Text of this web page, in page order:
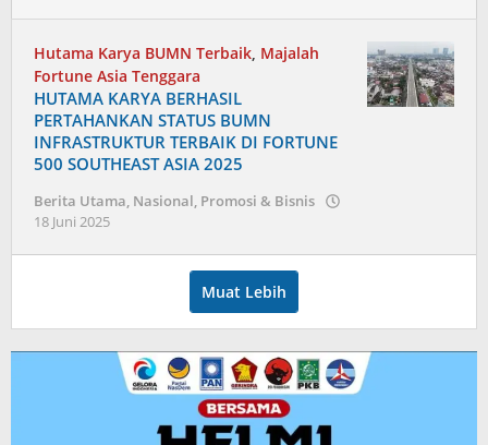
Hutama Karya BUMN Terbaik, Majalah
Fortune Asia Tenggara
HUTAMA KARYA BERHASIL
PERTAHANKAN STATUS BUMN
INFRASTRUKTUR TERBAIK DI FORTUNE
500 SOUTHEAST ASIA 2025
Berita Utama, Nasional, Promosi & Bisnis
18 Juni 2025
Muat Lebih